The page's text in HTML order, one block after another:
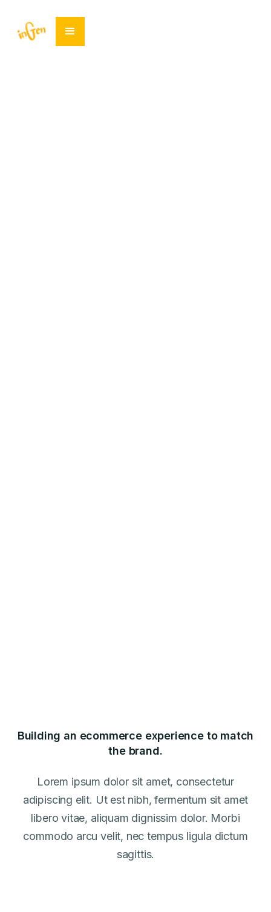
Building an ecommerce experience to match
the brand.
Lorem ipsum dolor sit amet, consectetur
adipiscing elit. Ut est nibh, fermentum sit amet
libero vitae, aliquam dignissim dolor. Morbi
commodo arcu velit, nec tempus ligula dictum
sagittis.